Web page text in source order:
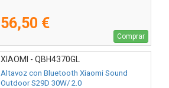
56,50 €
Comprar
XIAOMI - QBH4370GL
Altavoz con Bluetooth Xiaomi Sound
Outdoor S29D 30W/ 2.0